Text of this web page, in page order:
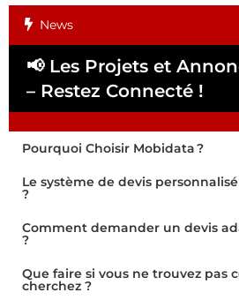
News
📢 Les Projets et
– Restez Connecté !
Pourquoi Choisir Mobidata ?
Le système de devis
?
Comment demander un devis
?
Que faire si vous ne trouvez pas
cherchez ?